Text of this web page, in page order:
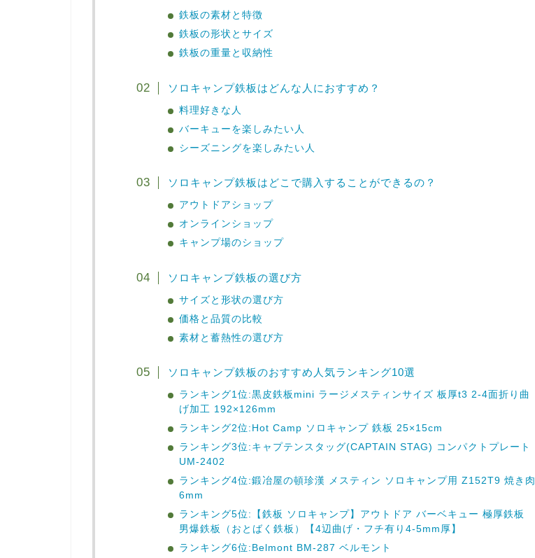
鉄板の素材と特徴
鉄板の形状とサイズ
鉄板の重量と収納性
ソロキャンプ鉄板はどんな人におすすめ？
料理好きな人
バーキューを楽しみたい人
シーズニングを楽しみたい人
ソロキャンプ鉄板はどこで購入することができるの？
アウトドアショップ
オンラインショップ
キャンプ場のショップ
ソロキャンプ鉄板の選び方
サイズと形状の選び方
価格と品質の比較
素材と蓄熱性の選び方
ソロキャンプ鉄板のおすすめ人気ランキング10選
ランキング1位:黒皮鉄板mini ラージメスティンサイズ 板厚t3 2-4面折り曲
げ加工 192×126mm
ランキング2位:Hot Camp ソロキャンプ 鉄板 25×15cm
ランキング3位:キャプテンスタッグ(CAPTAIN STAG) コンパクトプレート
UM-2402
ランキング4位:鍛冶屋の頓珍漢 メスティン ソロキャンプ用 Z152T9 焼き肉
6mm
ランキング5位:【鉄板 ソロキャンプ】アウトドア バーベキュー 極厚鉄板
男爆鉄板（おとばく鉄板）【4辺曲げ・フチ有り4-5mm厚】
ランキング6位:Belmont BM-287 ベルモント